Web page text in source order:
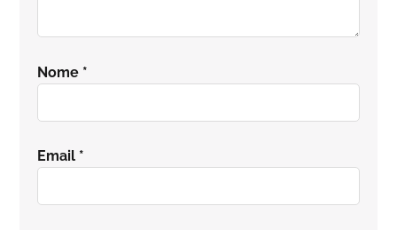
Nome *
Email *